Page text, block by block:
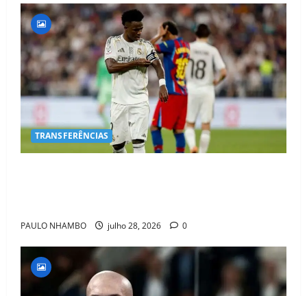
TRANSFERÊNCIAS
PAULO NHAMBO julho 28, 2026 0